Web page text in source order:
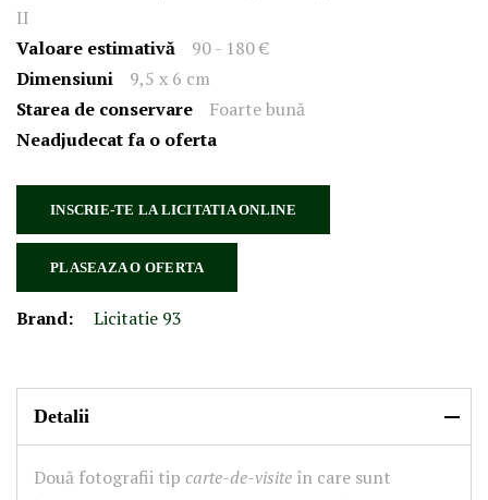
II
Valoare estimativă
90 - 180 €
Dimensiuni
9,5 x 6 cm
Starea de conservare
Foarte bună
Neadjudecat fa o oferta
INSCRIE-TE LA LICITATIA ONLINE
PLASEAZA O OFERTA
Brand: Licitatie 93
Detalii
Două fotografii tip carte-de-visite în care sunt